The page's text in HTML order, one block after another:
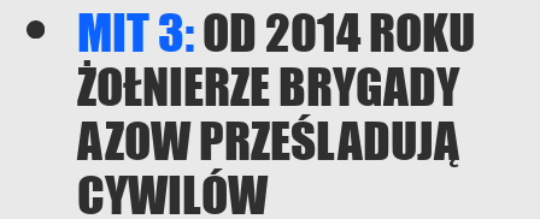
MIT 3:OD 2014 ROKU
ŻOŁNIERZE BRYGADY
AZOW PRZEŚLADUJĄ
CYWILÓW